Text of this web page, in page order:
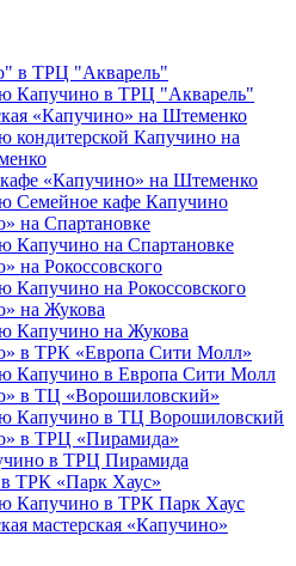
в ТРЦ "Акварель"
Капучино в ТРЦ "Акварель"
«Капучино» на Штеменко
кондитерской Капучино на
«Капучино» на Штеменко
Семейное кафе Капучино
на Спартановке
Капучино на Спартановке
на Рокоссовского
Капучино на Рокоссовского
на Жукова
Капучино на Жукова
в ТРК «Европа Cити Молл»
Капучино в Европа Сити Молл
в ТЦ «Ворошиловский»
Капучино в ТЦ Ворошиловский
в ТРЦ «Пирамида»
в ТРЦ Пирамида
ТРК «Парк Хаус»
Капучино в ТРК Парк Хаус
мастерская «Капучино»